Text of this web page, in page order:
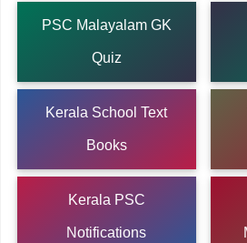
PSC Malayalam GK
Quiz
Kerala School Text
Books
Kerala PSC
Notifications